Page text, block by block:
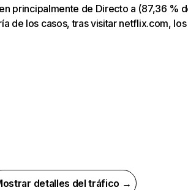
principalmente de Directo a (87,36 %
de los casos, tras visitar netflix.com,
detalles del tráfico →